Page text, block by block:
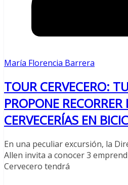
María Florencia Barrera
TOUR CERVECERO:
PROPONE RECORRER
CERVECERÍAS EN
En una peculiar excursión, la
Allen invita a conocer 3
Cervecero tendrá